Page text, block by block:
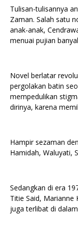
Tulisan-tulisannya
Zaman. Salah satu
anak-anak,
menuai pujian
Novel berlatar
pergolakan batin
mempedulikan
dirinya, karena
Hampir sezaman
Hamidah, Waluyati,
Sedangkan di era
Titie Said, Marianne
juga terlibat di